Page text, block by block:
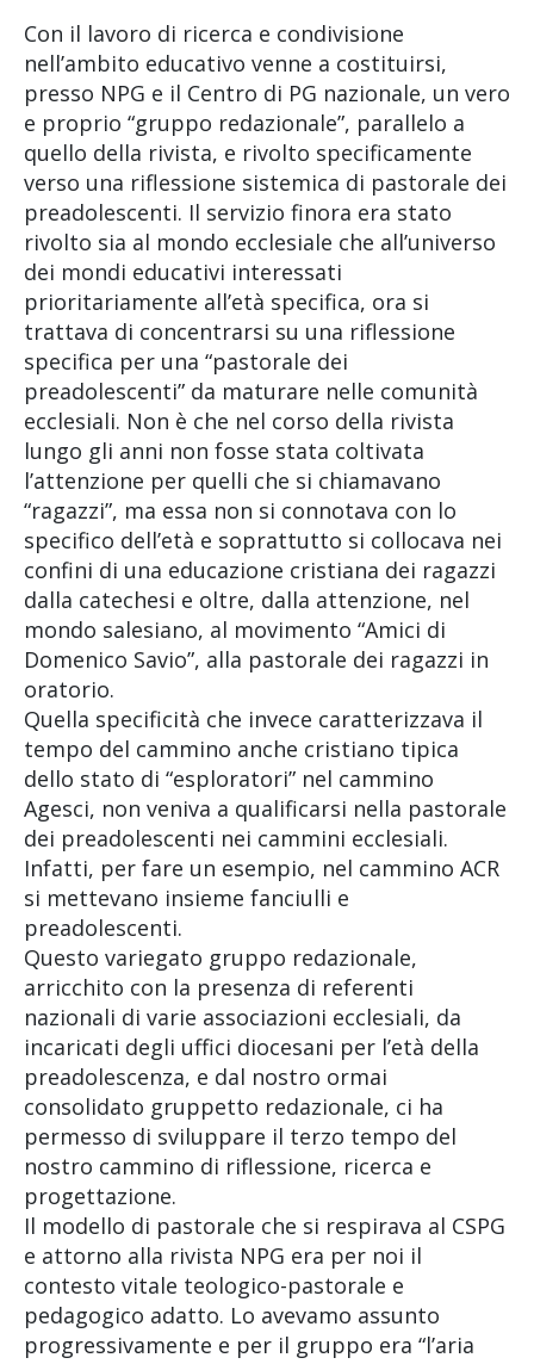
Con il lavoro di ricerca e condivisione
nell’ambito educativo venne a costituirsi,
presso NPG e il Centro di PG nazionale, un vero
e proprio “gruppo redazionale”, parallelo a
quello della rivista, e rivolto specificamente
verso una riflessione sistemica di pastorale dei
preadolescenti. Il servizio finora era stato
rivolto sia al mondo ecclesiale che all’universo
dei mondi educativi interessati
prioritariamente all’età specifica, ora si
trattava di concentrarsi su una riflessione
specifica per una “pastorale dei
preadolescenti” da maturare nelle comunità
ecclesiali. Non è che nel corso della rivista
lungo gli anni non fosse stata coltivata
l’attenzione per quelli che si chiamavano
“ragazzi”, ma essa non si connotava con lo
specifico dell’età e soprattutto si collocava nei
confini di una educazione cristiana dei ragazzi
dalla catechesi e oltre, dalla attenzione, nel
mondo salesiano, al movimento “Amici di
Domenico Savio”, alla pastorale dei ragazzi in
oratorio.
Quella specificità che invece caratterizzava il
tempo del cammino anche cristiano tipica
dello stato di “esploratori” nel cammino
Agesci, non veniva a qualificarsi nella pastorale
dei preadolescenti nei cammini ecclesiali.
Infatti, per fare un esempio, nel cammino ACR
si mettevano insieme fanciulli e
preadolescenti.
Questo variegato gruppo redazionale,
arricchito con la presenza di referenti
nazionali di varie associazioni ecclesiali, da
incaricati degli uffici diocesani per l’età della
preadolescenza, e dal nostro ormai
consolidato gruppetto redazionale, ci ha
permesso di sviluppare il terzo tempo del
nostro cammino di riflessione, ricerca e
progettazione.
Il modello di pastorale che si respirava al CSPG
e attorno alla rivista NPG era per noi il
contesto vitale teologico-pastorale e
pedagogico adatto. Lo avevamo assunto
progressivamente e per il gruppo era “l’aria